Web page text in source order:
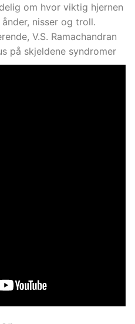
om hvor viktig hjernen
nisser og troll.
V.S. Ramachandran
på skjeldene syndromer